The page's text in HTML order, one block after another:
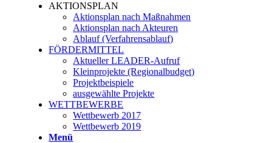
AKTIONSPLAN
Aktionsplan nach Maßnahmen
Aktionsplan nach Akteuren
Ablauf (Verfahrensablauf)
FÖRDERMITTEL
Aktueller LEADER-Aufruf
Kleinprojekte (Regionalbudget)
Projektbeispiele
ausgewählte Projekte
WETTBEWERBE
Wettbewerb 2017
Wettbewerb 2019
Menü